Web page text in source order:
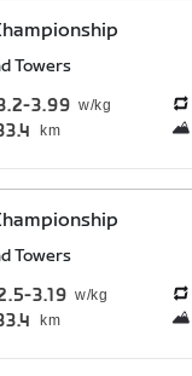
Towers
3.99
km
Towers
3.19
km